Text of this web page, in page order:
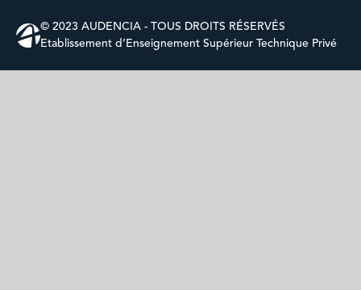
© 2023 AUDENCIA - TOUS DROITS RÉSERVÉS
Etablissement d’Enseignement Supérieur Technique Privé